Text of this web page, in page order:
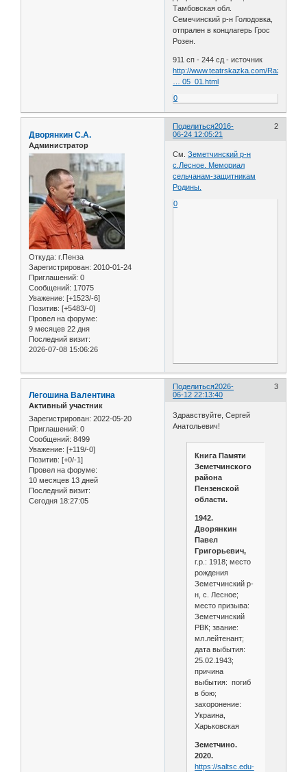
Тамбовская обл.
Семечинский р-н Голодовка,
отпрален в концлагерь Грос
Розен.
911 сп - 244 сд - источник
http://www.teatrskazka.com/Raznoe/
… 05_01.html
0
Поделиться 2
2016-
06-24 12:05:21
Дворянкин С.А.
Администратор
Откуда: г.Пенза
Зарегистрирован: 2010-01-24
Приглашений: 0
Сообщений: 17075
Уважение: [+1523/-6]
Позитив: [+5483/-0]
Провел на форуме:
9 месяцев 22 дня
Последний визит:
2026-07-08 15:06:26
См.Земетчинский р-н
с.Лесное. Мемориал
сельчанам-защитникам
Родины.
0
Поделиться 3
2026-
06-12 22:13:40
Легошина Валентина
Активный участник
Зарегистрирован: 2022-05-20
Приглашений: 0
Сообщений: 8499
Уважение: [+119/-0]
Позитив: [+0/-1]
Провел на форуме:
10 месяцев 13 дней
Последний визит:
Сегодня 18:27:05
Здравствуйте, Сергей
Анатольевич!
Книга Памяти
Земетчинского
района
Пензенской
области.
1942.
Дворянкин
Павел
Григорьевич,
г.р.: 1918; место
рождения
Земетчинский р-
н, с. Лесное;
место призыва:
Земетчинский
РВК; звание:
мл.лейтенант;
дата выбытия:
25.02.1943;
причина
выбытия: погиб
в бою;
захоронение:
Украина,
Харьковская
Земетчино.
2020.
https://saltsc.edu-